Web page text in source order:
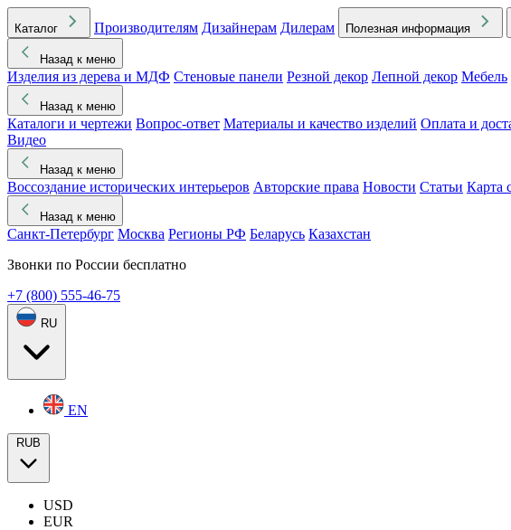
Каталог Производителям Дизайнерам Дилерам Полезная информация
Назад к меню
Изделия из дерева и МДФ Стеновые панели Резной декор Лепной декор Мебель
Назад к меню
Каталоги и чертежи Вопрос-ответ Материалы и качество изделий Оплата и
Видео
Назад к меню
Воссоздание исторических интерьеров Авторские права Новости Статьи Карта
Назад к меню
Санкт-Петербург Москва Регионы РФ Беларусь Казахстан
Звонки по России бесплатно
+7 (800) 555-46-75
RU
EN
RUB
USD
EUR